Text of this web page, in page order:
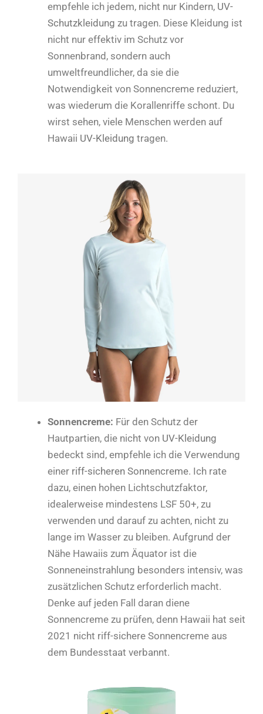
empfehle ich jedem, nicht nur Kindern, UV-
Schutzkleidung zu tragen. Diese Kleidung ist
nicht nur effektiv im Schutz vor
Sonnenbrand, sondern auch
umweltfreundlicher, da sie die
Notwendigkeit von Sonnencreme reduziert,
was wiederum die Korallenriffe schont. Du
wirst sehen, viele Menschen werden auf
Hawaii UV-Kleidung tragen.
Sonnencreme: Für den Schutz der
Hautpartien, die nicht von UV-Kleidung
bedeckt sind, empfehle ich die Verwendung
einer riff-sicheren Sonnencreme. Ich rate
dazu, einen hohen Lichtschutzfaktor,
idealerweise mindestens LSF 50+, zu
verwenden und darauf zu achten, nicht zu
lange im Wasser zu bleiben. Aufgrund der
Nähe Hawaiis zum Äquator ist die
Sonneneinstrahlung besonders intensiv, was
zusätzlichen Schutz erforderlich macht.
Denke auf jeden Fall daran diene
Sonnencreme zu prüfen, denn Hawaii hat seit
2021 nicht riff-sichere Sonnencreme aus
dem Bundesstaat verbannt.